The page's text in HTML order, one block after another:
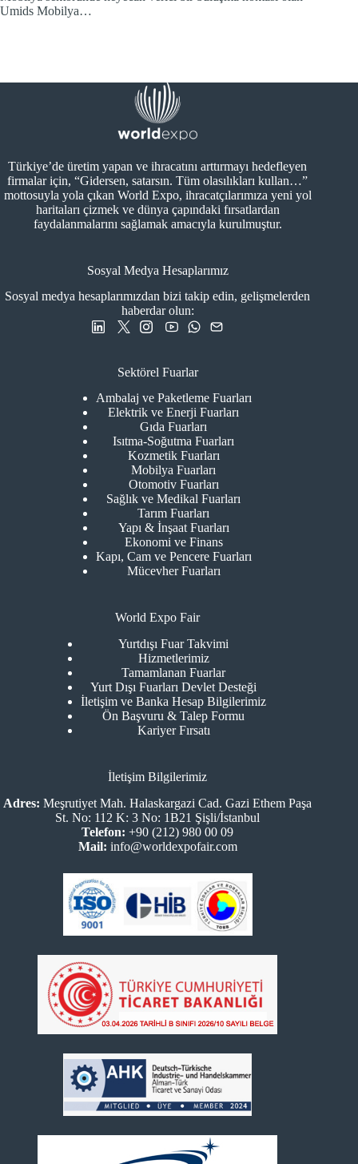
Umids Mobilya…
Türkiye’de üretim yapan ve ihracatını arttırmayı hedefleyen
firmalar için, “Gidersen, satarsın. Tüm olasılıkları kullan…”
mottosuyla yola çıkan World Expo, ihracatçılarımıza yeni yol
haritaları çizmek ve dünya çapındaki fırsatlardan
faydalanmalarını sağlamak amacıyla kurulmuştur.
Sosyal Medya Hesaplarımız
Sosyal medya hesaplarımızdan bizi takip edin, gelişmelerden
haberdar olun:
Sektörel Fuarlar
Ambalaj ve Paketleme Fuarları
Elektrik ve Enerji Fuarları
Gıda Fuarları
Isıtma-Soğutma Fuarları
Kozmetik Fuarları
Mobilya Fuarları
Otomotiv Fuarları
Sağlık ve Medikal Fuarları
Tarım Fuarları
Yapı & İnşaat Fuarları
Ekonomi ve Finans
Kapı, Cam ve Pencere Fuarları
Mücevher Fuarları
World Expo Fair
Yurtdışı Fuar Takvimi
Hizmetlerimiz
Tamamlanan Fuarlar
Yurt Dışı Fuarları Devlet Desteği
İletişim ve Banka Hesap Bilgilerimiz
Ön Başvuru & Talep Formu
Kariyer Fırsatı
İletişim Bilgilerimiz
Adres: Meşrutiyet Mah. Halaskargazi Cad. Gazi Ethem Paşa
St. No: 112 K: 3 No: 1B21 Şişli/İstanbul
Telefon: +90 (212) 980 00 09
Mail: info@worldexpofair.com